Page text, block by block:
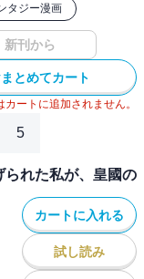
タジー漫画
新刊から
まとめてカート
ートに追加されません。
5
れた私が、皇國の
カートに入れる
試し読み